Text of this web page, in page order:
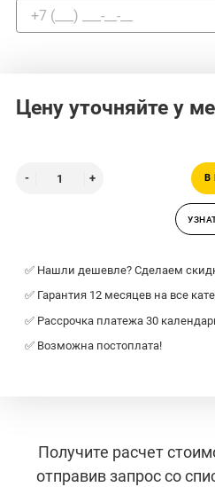
Цену уточняйте у
В
✅ Нашли дешевле? Сделаем
✅ Гарантия 12 месяцев на все
✅ Рассрочка платежа 30
✅ Возможна постоплата!
Получите расчет
отправив запрос со